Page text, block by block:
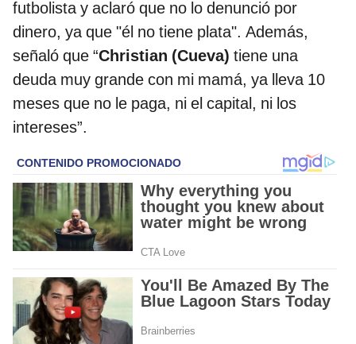
futbolista y aclaró que no lo denunció por
dinero, ya que "él no tiene plata". Además,
señaló que “Christian (Cueva) tiene una
deuda muy grande con mi mamá, ya lleva 10
meses que no le paga, ni el capital, ni los
intereses”.